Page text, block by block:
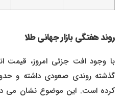
روند هفتگی بازار جهانی طلا
با وجود افت جزئی امروز، قیمت
کرده است. این موضوع نشان می دهد